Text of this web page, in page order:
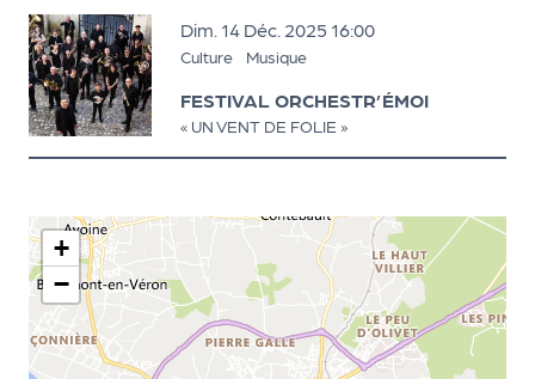
dimanche
Dim. 14 décembre
Déc. 2025 16:00
Culture Musique
FESTIVAL ORCHESTR’ÉMOI
« UN VENT DE FOLIE »
+
−
r
t
e
n
a
e
s